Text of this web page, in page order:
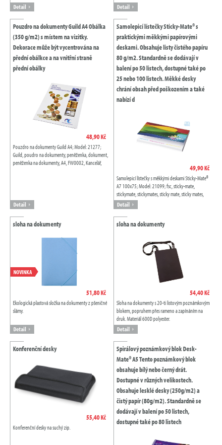
Detail Detail
Pouzdro na dokumenty Guild A4 Obálka
(350 g/m2) s místem na vizitky.
Dekorace může být vycentrována na
přední obálkce a na vnitřní straně
přední obálky
48,90 Kč
Pouzdro na dokumenty Guild A4; Model: 21277;
Guild, poudro na dokumenty, peněženka, dokument,
peněženka na dokumenty, A4, FW0002, Kancelář,
Detail
Samolepicí lístečky Sticky-Mate® s
praktickými měkkými papírovými
deskami. Obsahuje listy čistého papíru
80 g/m2. Standardně se dodávají v
balení po 50 listech, dostupné také po
25 nebo 100 listech. Měkké desky
chrání obsah před poškozením a také
nabízí d
49,90 Kč
Samolepicí lístečky s měkkými deskami Sticky-Mate®
A7 100x75; Model: 21099; fsc, sticky-mate,
stickymate, stickymates, sticky mate, sticky mates,
lepící, parťák, parťáci, poznámka,...
Detail
sloha na dokumenty
NOVINKA
51,80 Kč
Ekologická plastová složka na dokumenty z pšeničné
slámy.
Detail
sloha na dokumenty
54,40 Kč
Sloha na dokumenty s 20-ti listovým poznámkovým
blokem, popruhem přes rameno a zapínáním na
druk. Materiál 600D polyester.
Detail
Konferenční desky
55,40 Kč
Konferenční desky na suchý zip.
Spirálový poznámkový blok Desk-
Mate® A5 Tento poznámkový blok
obsahuje bílý nebo černý drát.
Dostupné v různých velikostech.
Obsahuje lesklé desky (250g/m2) a
čistý papír (80g/m2). Standardně se
dodávají v balení po 50 listech,
dostupné také po 80 listech